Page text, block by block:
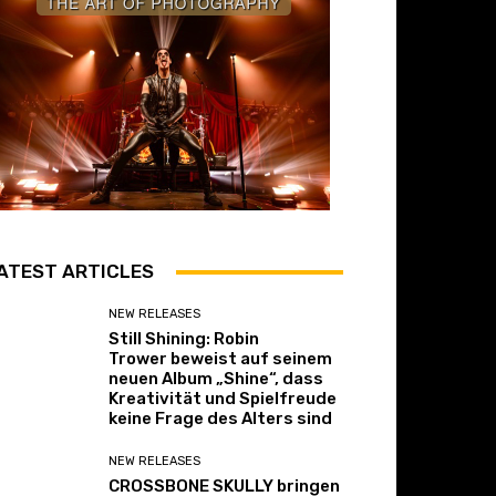
ARTICLES
NEW RELEASES
Still Shining: Robin
Trower beweist auf seinem
neuen Album „Shine“, dass
Kreativität und Spielfreude
keine Frage des Alters sind
NEW RELEASES
CROSSBONE SKULLY bringen